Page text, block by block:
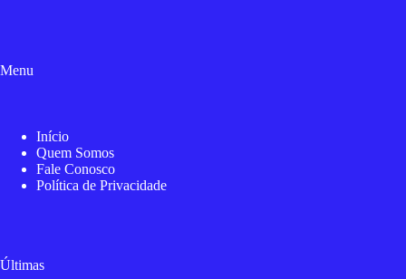
Menu
Início
Quem Somos
Fale Conosco
Política de Privacidade
Últimas